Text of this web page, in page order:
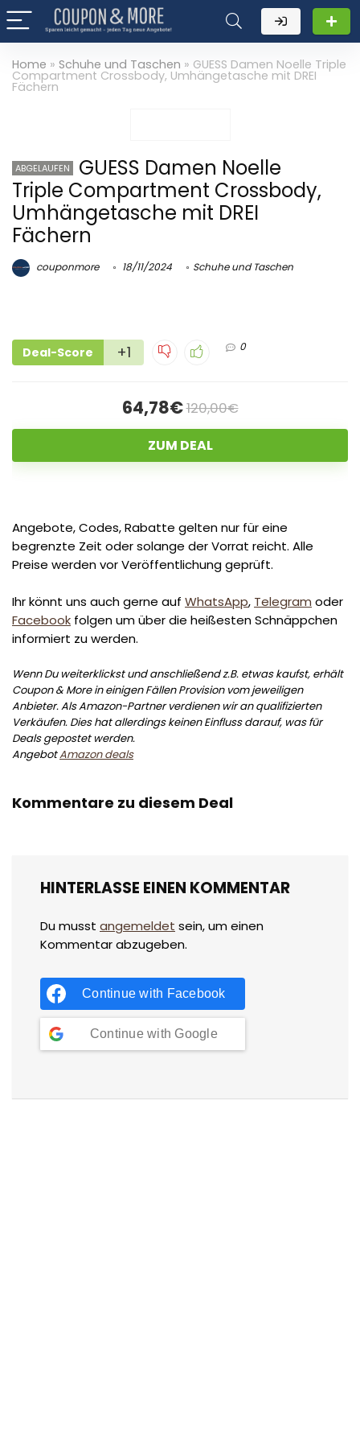
Home » Schuhe und Taschen » GUESS Damen Noelle Triple
Compartment Crossbody, Umhängetasche mit DREI
Fächern
ABGELAUFEN
GUESS Damen Noelle
Triple Compartment Crossbody,
Umhängetasche mit DREI
Fächern
couponmore 18/11/2024 Schuhe und Taschen
Deal-Score +1 0
64,78€120,00€
ZUM DEAL
Angebote, Codes, Rabatte gelten nur für eine
begrenzte Zeit oder solange der Vorrat reicht. Alle
Preise werden vor Veröffentlichung geprüft.
Ihr könnt uns auch gerne auf WhatsApp, Telegram oder
Facebook folgen um über die heißesten Schnäppchen
informiert zu werden.
Wenn Du weiterklickst und anschließend z.B. etwas kaufst, erhält
Coupon & More in einigen Fällen Provision vom jeweiligen
Anbieter. Als Amazon-Partner verdienen wir an qualifizierten
Verkäufen. Dies hat allerdings keinen Einfluss darauf, was für
Deals gepostet werden.
AngebotAmazon deals
Kommentare zu diesem Deal
HINTERLASSE EINEN KOMMENTAR
Du musst angemeldet sein, um einen
Kommentar abzugeben.
Continue with Facebook
Continue with Google